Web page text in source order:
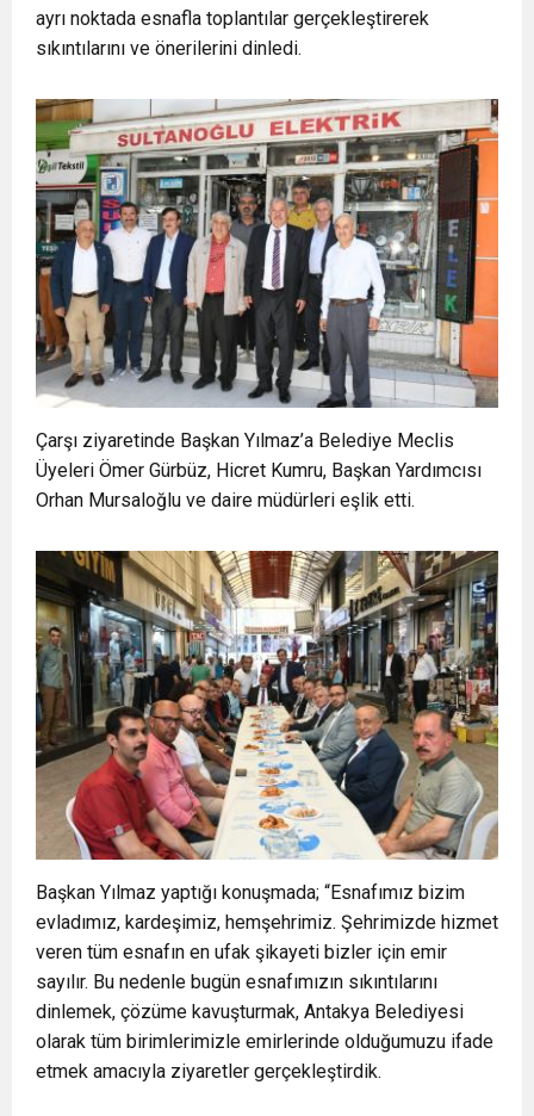
ayrı noktada esnafla toplantılar gerçekleştirerek
sıkıntılarını ve önerilerini dinledi.
Çarşı ziyaretinde Başkan Yılmaz’a Belediye Meclis
Üyeleri Ömer Gürbüz, Hicret Kumru, Başkan Yardımcısı
Orhan Mursaloğlu ve daire müdürleri eşlik etti.
Başkan Yılmaz yaptığı konuşmada; “Esnafımız bizim
evladımız, kardeşimiz, hemşehrimiz. Şehrimizde hizmet
veren tüm esnafın en ufak şikayeti bizler için emir
sayılır. Bu nedenle bugün esnafımızın sıkıntılarını
dinlemek, çözüme kavuşturmak, Antakya Belediyesi
olarak tüm birimlerimizle emirlerinde olduğumuzu ifade
etmek amacıyla ziyaretler gerçekleştirdik.